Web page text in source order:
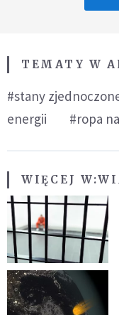
TEMATY W
#stany
energii
#ropa
WIĘCEJ W: